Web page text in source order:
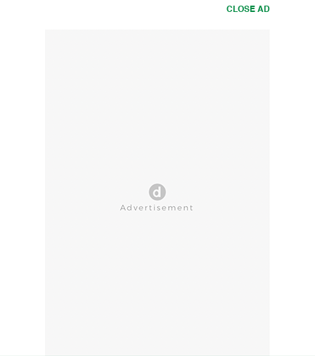
CLOSE AD